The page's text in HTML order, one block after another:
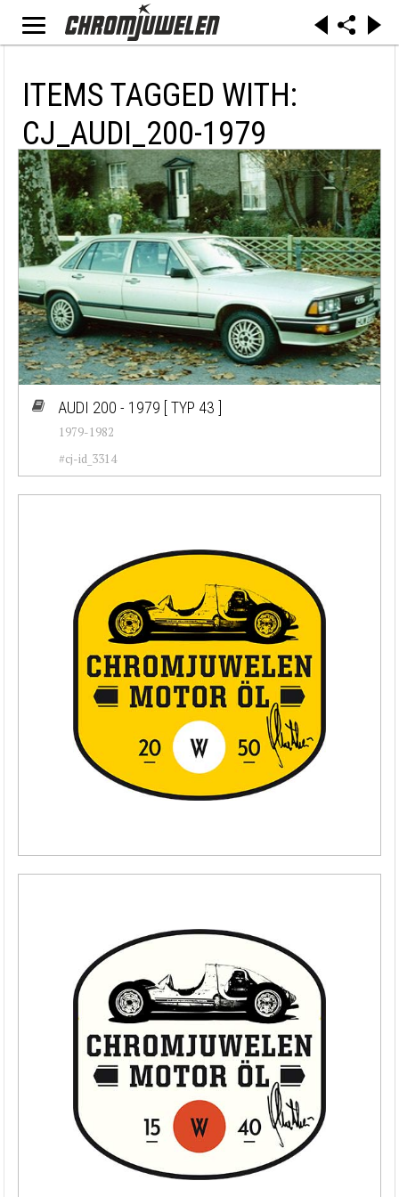
ITEMS TAGGED WITH:
CJ_AUDI_200-1979
AUDI 200 - 1979 [ TYP 43 ]
1979-1982
#cj-id_3314